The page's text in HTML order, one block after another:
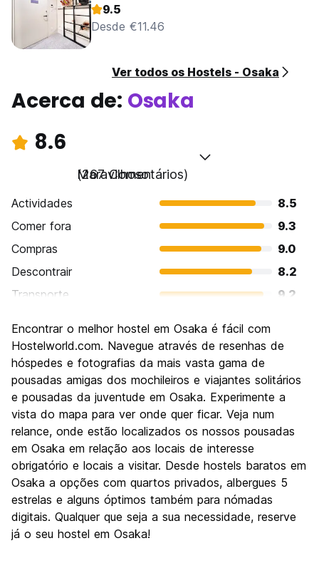
9.5
Desde €11.46
Ver todos os Hostels - Osaka
Acerca de: Osaka
8.6
Maravilhoso
(267 Comentários)
Actividades
8.5
Comer fora
9.3
Compras
9.0
Descontrair
8.2
Transporte
9.2
Cultura
8.4
Festas / vida noturna
Custo-beneficio
8.4
Encontrar o melhor hostel em Osaka é fácil com
Hostelworld.com. Navegue através de resenhas de
hóspedes e fotografias da mais vasta gama de
pousadas amigas dos mochileiros e viajantes solitários
e pousadas da juventude em Osaka. Experimente a
vista do mapa para ver onde quer ficar. Veja num
relance, onde estão localizados os nossos pousadas
em Osaka em relação aos locais de interesse
obrigatório e locais a visitar. Desde hostels baratos em
Osaka a opções com quartos privados, albergues 5
estrelas e alguns óptimos também para nómadas
digitais. Qualquer que seja a sua necessidade, reserve
já o seu hostel em Osaka!